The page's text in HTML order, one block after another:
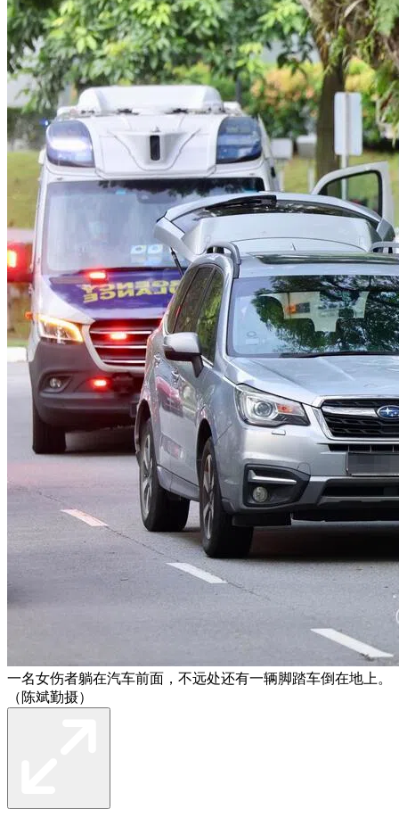
一名女伤者躺在汽车前面，不远处还有一辆脚踏车倒在地上。
（陈斌勤摄）